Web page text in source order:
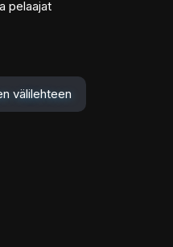
pelaajat
välilehteen